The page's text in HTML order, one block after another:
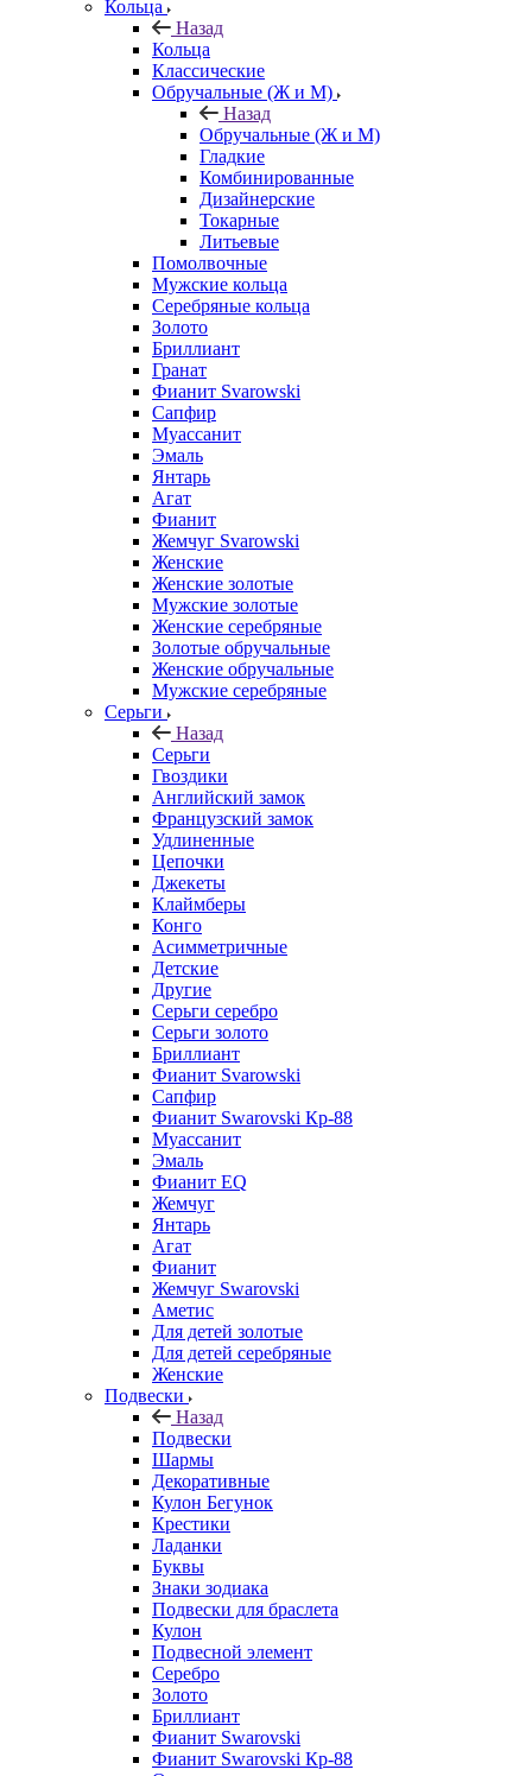
Кольца
Назад
Кольца
Классические
Обручальные (Ж и М)
Назад
Обручальные (Ж и М)
Гладкие
Комбинированные
Дизайнерские
Токарные
Литьевые
Помолвочные
Мужские кольца
Серебряные кольца
Золото
Бриллиант
Гранат
Фианит Svarowski
Сапфир
Муассанит
Эмаль
Янтарь
Агат
Фианит
Жемчуг Svarowski
Женские
Женские золотые
Мужские золотые
Женские серебряные
Золотые обручальные
Женские обручальные
Мужские серебряные
Серьги
Назад
Серьги
Гвоздики
Английский замок
Французский замок
Удлиненные
Цепочки
Джекеты
Клаймберы
Конго
Асимметричные
Детские
Другие
Серьги серебро
Серьги золото
Бриллиант
Фианит Svarowski
Сапфир
Фианит Swarovski Кр-88
Муассанит
Эмаль
Фианит EQ
Жемчуг
Янтарь
Агат
Фианит
Жемчуг Swarovski
Аметис
Для детей золотые
Для детей серебряные
Женские
Подвески
Назад
Подвески
Шармы
Декоративные
Кулон Бегунок
Крестики
Ладанки
Буквы
Знаки зодиака
Подвески для браслета
Кулон
Подвесной элемент
Серебро
Золото
Бриллиант
Фианит Swarovski
Фианит Swarovski Кр-88